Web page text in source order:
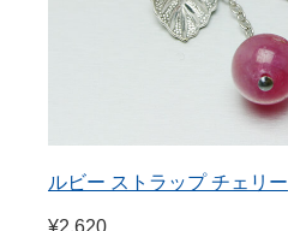
ルビー ストラップ チェリー
¥2,620